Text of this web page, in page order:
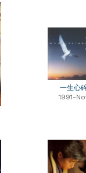
一生心
1991-